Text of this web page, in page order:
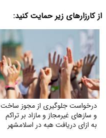
از کارزارهای زیر حمایت کنید:
درخواست جلوگیری از مجوز ساخت
و سازهای غیرمجاز و مازاد بر تراکم
به ازای دریافت هبه در اسلامشهر